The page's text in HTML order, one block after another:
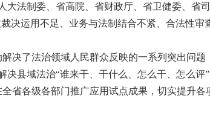
大法制委、省高院、省财政厅、省卫健委、省
决运用不足、业务与法制结合不紧、合法性
了法治领域人民群众反映的一系列突出问题
县域法治“谁来干、干什么、怎么干、怎么评”
各级各部门推广应用试点成果，切实提升各